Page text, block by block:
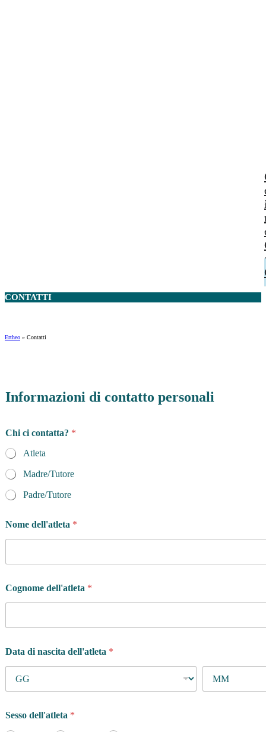
CONTATTI
Ertheo » Contatti
Informazioni di contatto personali
Chi ci contatta? *
Atleta
Madre/Tutore
Padre/Tutore
Nome dell'atleta *
Cognome dell'atleta *
Data di nascita dell'atleta *
Sesso dell'atleta *